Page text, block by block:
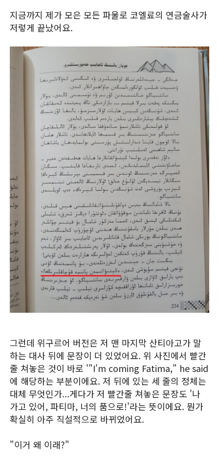
지금까지 제가 모은 모든 파울로 코엘료의 연금술사가
저렇게 끝났어요.
그런데 위구르어 버전은 저 맨 마지막 산티아고가 말
하는 대사 뒤에 문장이 더 있었어요. 위 사진에서 빨간
줄 쳐놓은 것이 바로 '"I'm coming Fatima," he said
에 해당하는 부분이에요. 저 뒤에 있는 세 줄의 정체는
대체 무엇인가...게다가 저 빨간줄 쳐놓은 문장도 '나
가고 있어, 파티마, 너의 품으로!'라는 뜻이에요. 뭔가
확실히 아주 직설적으로 바뀌었어요.
"이거 왜 이래?"